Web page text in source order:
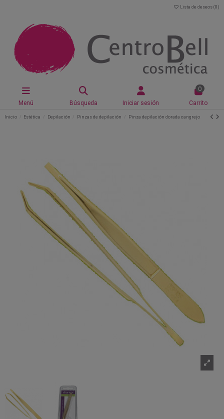
Lista de deseos (0 )
Menú Búsqueda Iniciar sesión
0
Carrito
Inicio Estética Depilación Pinzas de depilación Pinza depilación dorada cangrejo